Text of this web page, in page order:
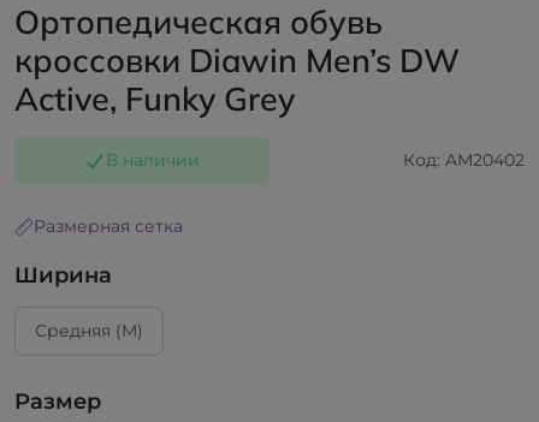
Ортопедическая обувь
кроссовки Diawin Men’s DW
Active, Funky Grey
В наличии Код: AM20402
Размерная сетка
Ширина
Средняя (M)
Размер